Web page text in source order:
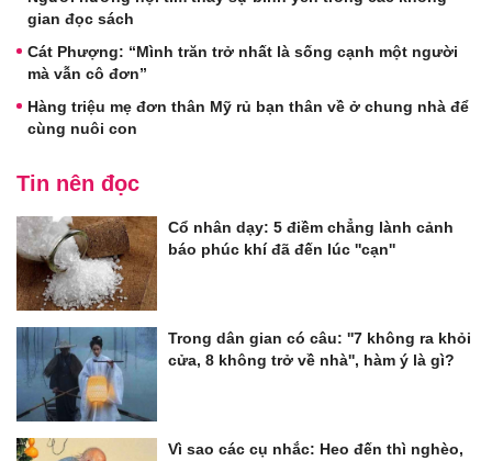
gian đọc sách
Cát Phượng: “Mình trăn trở nhất là sống cạnh một người
mà vẫn cô đơn”
Hàng triệu mẹ đơn thân Mỹ rủ bạn thân về ở chung nhà để
cùng nuôi con
Tin nên đọc
Cổ nhân dạy: 5 điềm chẳng lành cảnh
báo phúc khí đã đến lúc ''cạn''
Trong dân gian có câu: ''7 không ra khỏi
cửa, 8 không trở về nhà'', hàm ý là gì?
Vì sao các cụ nhắc: Heo đến thì nghèo,